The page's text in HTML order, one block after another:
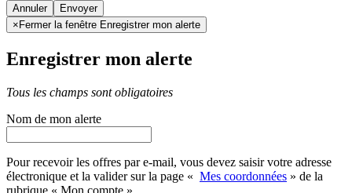
Annuler
× Fermer la fenêtre Enregistrer mon alerte
Enregistrer mon alerte
Tous les champs sont obligatoires
Nom de mon alerte
Pour recevoir les offres par e-mail, vous devez saisir votre adresse
électronique et la valider sur la page « Mes coordonnées » de la
rubrique « Mon compte »